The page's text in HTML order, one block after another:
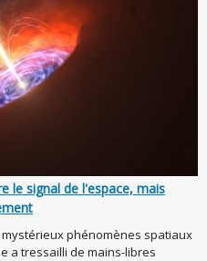
le signal de l'espace, mais
phénomènes spatiaux
a tressailli de mains-libres